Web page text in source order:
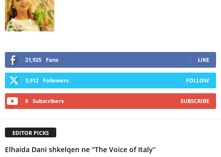
21,925 Fans LIKE
3,912 Followers FOLLOW
0 Subscribers SUBSCRIBE
EDITOR PICKS
Elhaida Dani shkelqen ne “The Voice of Italy”